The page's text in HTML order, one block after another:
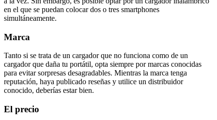
en el que se puedan colocar dos o tres smartphones
simultáneamente.
Marca
Tanto si se trata de un cargador que no funciona como de un
cargador que daña tu portátil, opta siempre por marcas conocidas
para evitar sorpresas desagradables. Mientras la marca tenga
reputación, haya publicado reseñas y utilice un distribuidor
conocido, deberías estar bien.
El precio